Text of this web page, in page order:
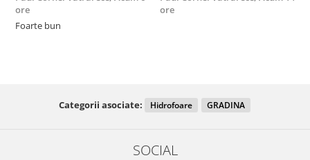
ore
Foarte bun
ore
Categorii asociate: Hidrofoare GRADINA
SOCIAL